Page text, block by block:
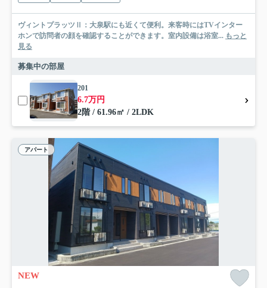
ヴィントプラッツⅡ：大泉駅にも近くて便利。来客時にはTVインター
ホンで訪問者の顔を確認することができます。室内設備は浴室... もっと
見る
募集中の部屋
201
6.7万円
2階 / 61.96㎡ / 2LDK
アパート
NEW